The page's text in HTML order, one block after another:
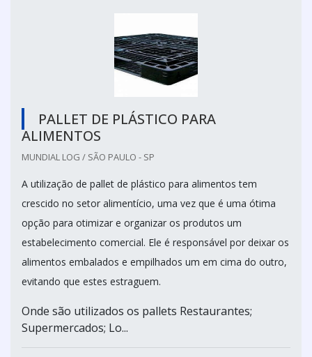
PALLET DE PLÁSTICO PARA
ALIMENTOS
MUNDIAL LOG / SÃO PAULO - SP
A utilização de pallet de plástico para alimentos tem
crescido no setor alimentício, uma vez que é uma ótima
opção para otimizar e organizar os produtos um
estabelecimento comercial. Ele é responsável por deixar os
alimentos embalados e empilhados um em cima do outro,
evitando que estes estraguem.
Onde são utilizados os pallets Restaurantes;
Supermercados; Lo...